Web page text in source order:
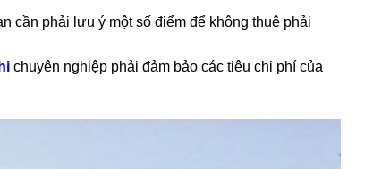
cần phải lưu ý một số điểm để không thuê phải
chuyên nghiệp phải đảm bảo các tiêu chi phí của